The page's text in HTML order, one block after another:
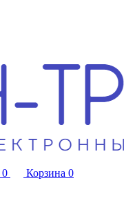
0 Корзина 0